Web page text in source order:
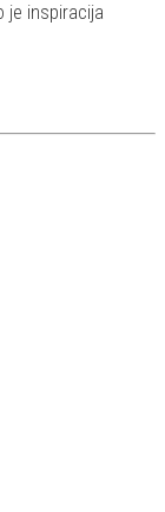
je inspiracija